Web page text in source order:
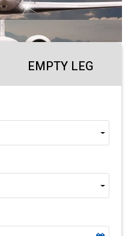
EMPTY LEG